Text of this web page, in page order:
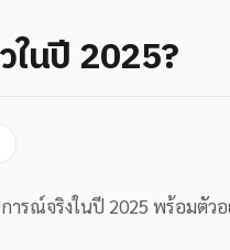
นปี 2025?
รณ์จริงในปี 2025 พร้อมตัวอ